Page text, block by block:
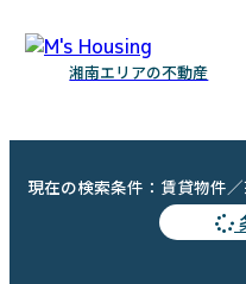
湘南エリアの不動産
現在の検索条件：賃貸物件